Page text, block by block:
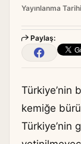
Yayınlanma
Paylaş:
Türkiye’nin
kemiğe
Türkiye’nin